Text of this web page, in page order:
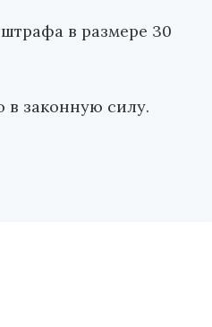
в размере 30
в законную силу.